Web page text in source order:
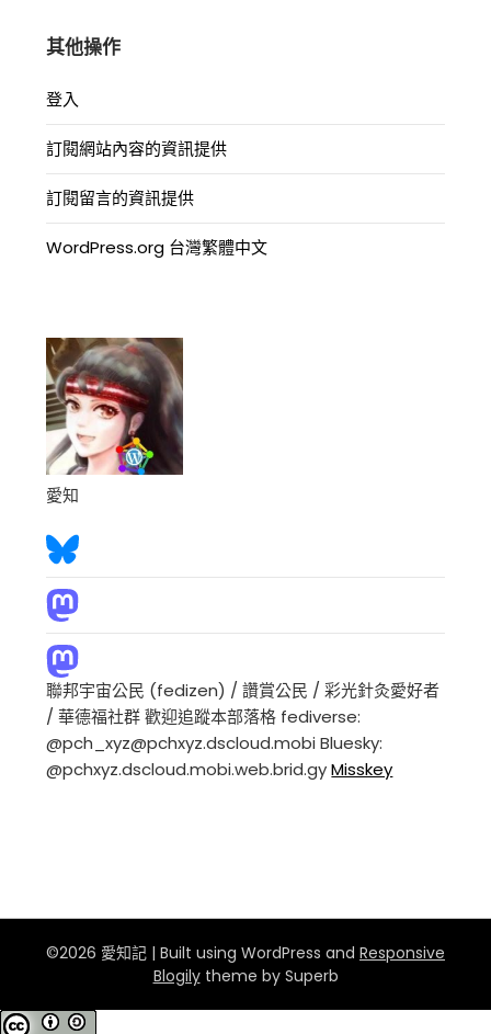
其他操作
登入
訂閱網站內容的資訊提供
訂閱留言的資訊提供
WordPress.org 台灣繁體中文
愛知
聯邦宇宙公民 (fedizen) / 讚賞公民 / 彩光針灸愛好者
/ 華德福社群 歡迎追蹤本部落格 fediverse:
@pch_xyz@pchxyz.dscloud.mobi Bluesky:
@pchxyz.dscloud.mobi.web.brid.gyMisskey
©2026 愛知記 | Built using WordPress and Responsive
Blogilytheme by Superb